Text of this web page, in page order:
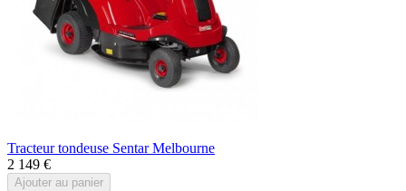
Tracteur tondeuse Sentar Melbourne
2 149 €
Ajouter au panier